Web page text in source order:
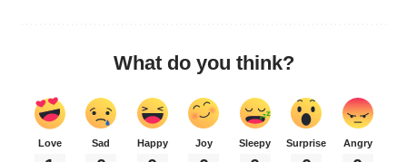
What do you think?
Love Sad Happy Joy Sleepy Surprise Angry